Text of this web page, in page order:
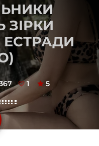
ЕСТРАДИ
1 5